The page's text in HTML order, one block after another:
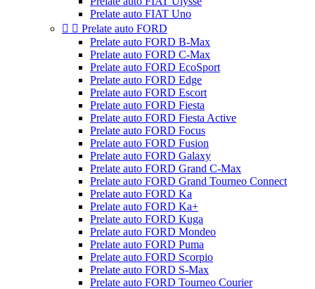
Prelate auto FIAT Uno
  Prelate auto FORD
Prelate auto FORD B-Max
Prelate auto FORD C-Max
Prelate auto FORD EcoSport
Prelate auto FORD Edge
Prelate auto FORD Escort
Prelate auto FORD Fiesta
Prelate auto FORD Fiesta Active
Prelate auto FORD Focus
Prelate auto FORD Fusion
Prelate auto FORD Galaxy
Prelate auto FORD Grand C-Max
Prelate auto FORD Grand Tourneo Connect
Prelate auto FORD Ka
Prelate auto FORD Ka+
Prelate auto FORD Kuga
Prelate auto FORD Mondeo
Prelate auto FORD Puma
Prelate auto FORD Scorpio
Prelate auto FORD S-Max
Prelate auto FORD Tourneo Courier